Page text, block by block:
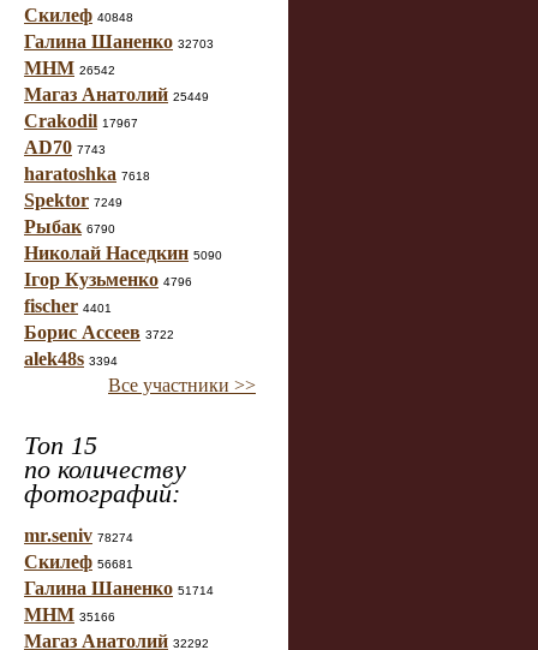
Скилеф 40848
Галина Шаненко 32703
МНМ 26542
Магаз Анатолий 25449
Crakodil 17967
AD70 7743
haratoshka 7618
Spektor 7249
Рыбак 6790
Николай Наседкин 5090
Ігор Кузьменко 4796
fischer 4401
Борис Ассеев 3722
alek48s 3394
Все участники >>
Топ 15
по количеству
фотографий:
mr.seniv 78274
Скилеф 56681
Галина Шаненко 51714
МНМ 35166
Магаз Анатолий 32292